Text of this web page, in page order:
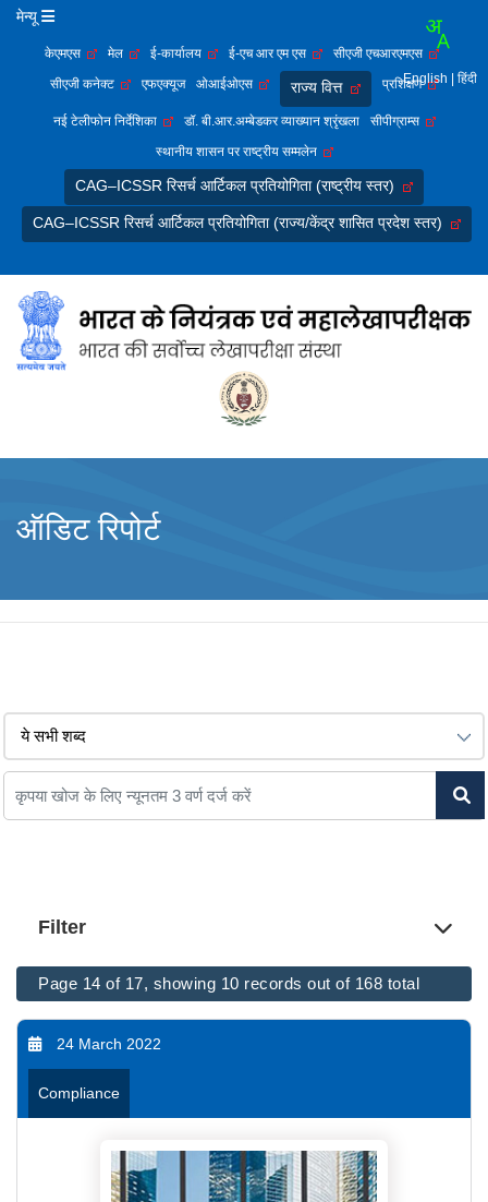
मेन्यू
केएमएस मेल ई-कार्यालय ई-एच आर एम एस
सीएजी एचआरएमएस
सीएजी कनेक्ट
एफएक्यूज ओआईओएस राज्य वित्त प्रशिक्षण
नई टेलीफोन निर्देशिका डॉ. बी.आर.अम्बेडकर व्याख्यान श्रृंखला
सीपीग्राम्स
स्थानीय शासन पर राष्ट्रीय सम्मलेन
CAG–ICSSR रिसर्च आर्टिकल प्रतियोगिता (राष्ट्रीय स्तर)
CAG–ICSSR रिसर्च आर्टिकल प्रतियोगिता (राज्य/केंद्र शासित प्रदेश स्तर)
English | हिंदी
ऑडिट रिपोर्ट
Filter
Page 14 of 17, showing 10 records out of 168 total
24 March 2022
Compliance